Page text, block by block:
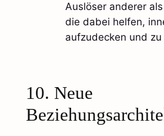
Auslöser anderer
die dabei helfen,
aufzudecken und zu
10. Neue